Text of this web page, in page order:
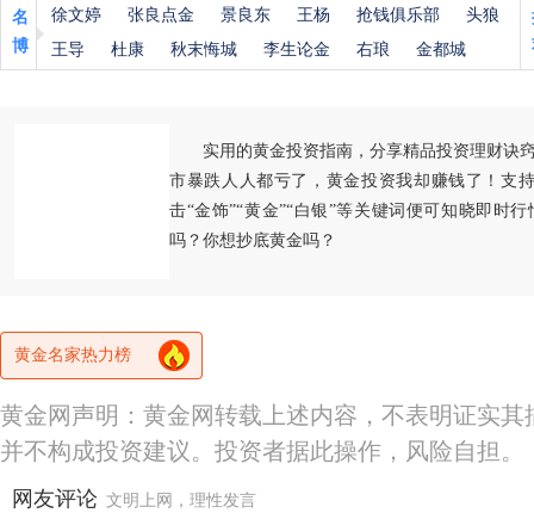
名
博
徐文婷 张良点金 景良东 王杨 抢钱俱乐部
头狼
王导
杜康 秋末悔城 李生论金 右琅 金都城
实用的黄金投资指南，分享精品投资理财诀
市暴跌人人都亏了，黄金投资我却赚钱了！支
击“金饰”“黄金”“白银”等关键词便可知晓即时
吗？你想抄底黄金吗？
黄金名家热力榜
黄金网声明：黄金网转载上述内容，不表明证实
并不构成投资建议。投资者据此操作，风险自担。
网友评论 文明上网，理性发言